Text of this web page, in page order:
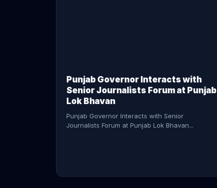
Punjab Governor Interacts with
Senior Journalists Forum at Punjab
Lok Bhavan
Punjab Governor Interacts with Senior
Journalists Forum at Punjab Lok Bhavan...